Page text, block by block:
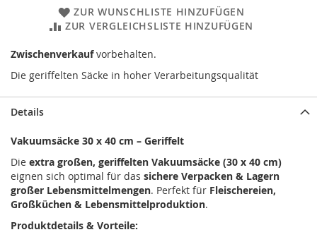
ZUR WUNSCHLISTE HINZUFÜGEN
ZUR VERGLEICHSLISTE HINZUFÜGEN
Zwischenverkaufvorbehalten.
Die geriffelten Säcke in hoher Verarbeitungsqualität
Details
Vakuumsäcke 30 x 40 cm – Geriffelt
Die extra großen, geriffelten Vakuumsäcke (30 x 40 cm)
eignen sich optimal für das sichere Verpacken & Lagern
großer Lebensmittelmengen. Perfekt für Fleischereien,
Großküchen & Lebensmittelproduktion.
Produktdetails & Vorteile: